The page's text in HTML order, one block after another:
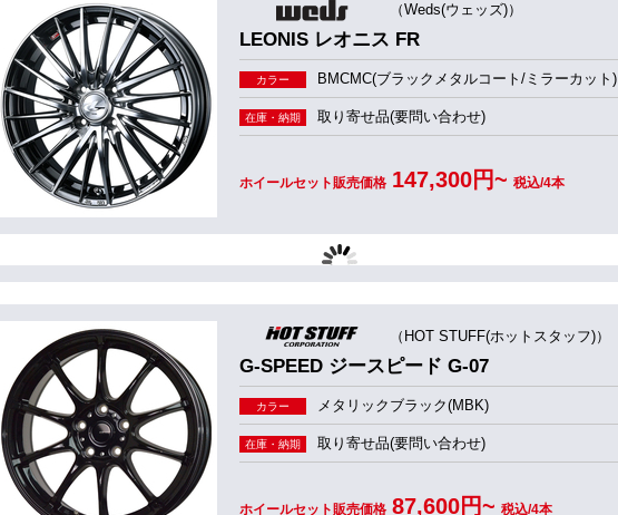
（Weds(ウェッズ)）
LEONIS レオニス FR
カラー BMCMC(ブラックメタルコート/ミラーカット)
在庫・納期 取り寄せ品(要問い合わせ)
ホイールセット販売価格 147,300円~ 税込/4本
（HOT STUFF(ホットスタッフ)）
G-SPEED ジースピード G-07
カラー メタリックブラック(MBK)
在庫・納期 取り寄せ品(要問い合わせ)
ホイールセット販売価格 87,600円~ 税込/4本